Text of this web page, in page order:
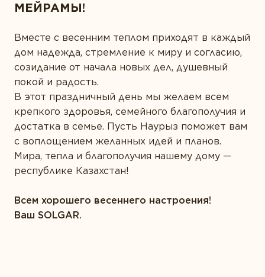
Мужское здоровье
Поддержка здоровья ЖКТ
Правильное пищеварение
Спорт и фитнес
ТИПЫ ПРОДУКТА
Белки и аминокислоты
Витамины
Жирные кислоты
МЕЙРАМЫ!
Вместе с весенним теплом приходят в каждый
дом надежда, стремление к миру и согласию,
созидание от начала новых дел, душевный
покой и радость.
В этот праздничный день мы желаем всем
крепкого здоровья, семейного благополучия и
достатка в семье. Пусть Наурыз поможет вам
с воплощением желанных идей и планов.
Мира, тепла и благополучия нашему дому —
республике Казахстан!
Всем хорошего весеннего настроения!
Ваш SOLGAR.